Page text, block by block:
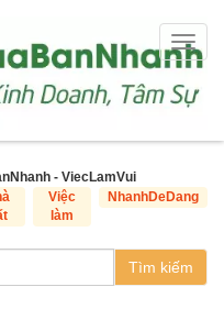
- ViecLamVui
Việc
làm
NhanhDeDang
Tìm kiếm